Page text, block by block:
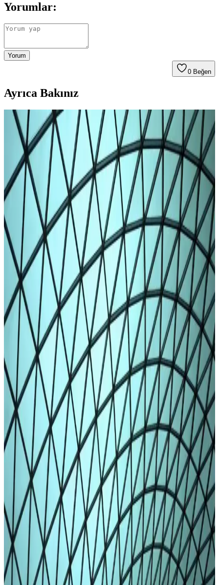
Yorumlar:
Yorum
0 Beğen
Ayrıca Bakınız
Under Armour Kısa Taytlar: Spor ve Günlük
Kullanım İçin Modern ve Fonksiyonel Seçenekler
Under Armour kısa taytlar, yüksek performans ve şıklığı bir araya
getirerek spor ve günlük yaşamda rahatlık sağlar. Trendleri
yakalayan tasarımlarla hareket özgürlüğü ve tarz bir arada.
Kadınlar İçin Günlük Giyim ve Aksesuar Trendleri:
Şıklık ve Konforu Bir Arada Yakalamak
Kadınlar günlük yaşamda şıklık ve konforu bir arada sunan spor
giyim ve aksesuar trendleriyle tarzlarını yeniliyor. Rahat ve şık
kombinasyonlar için öneriler burada.
Fileli Tayt Modelleri ile Şıklık ve Konforu Bir Arada
Yakalayın
Fileli taytlar, şıklık ve konforu bir arada sunar. Çeşitli modeller ve
renk seçenekleriyle her tarza uygun, günlük ve spor kullanıma
uygun, dikkat çekici tasarımlarla tarzınızı tamamlayın.
Örgü Tayt Modasında Konfor ve Şıklığın Birlikteliği
Günümüz Trendleri
Örgü taytlar, esnek ve yumuşak yapısıyla hareket özgürlüğü sağlar,
şık tasarımlarla günlük ve spor kullanıma uygun, çeşitli modeller ve
renk seçenekleriyle trendleri yakalayan rahat giyim ürünüdür.
Kış Ayları İçin Kalın Taytlar: Sıcaklık ve Şıklığın
Mükemmel Buluşması
Kış aylarında tercih edilen kalın taytlar, sıcaklık ve şıklığı bir arada
sunar. Farklı malzeme ve tasarımlarla soğuk havalara karşı koruma
sağlar, günlük ve spor kullanıma uygundur.
Termal Tayt Nedir ve Kış Aylarında Konfor ile
Şıklık Sunan En İyi Seçenekler
Kışın sıcak tutan ve şıklık sunan termal taytlar, farklı tasarım ve fiyat
seçenekleriyle soğuk havalarda konfor sağlar, çok yönlü
kullanımıyla öne çıkar.
Kadın Taytleri: Moda ve Konforun Buluştuğu
Güncel Trendler ve Seçim İpuçları
Kadın taytları, rahatlık ve şıklığı bir arada sunar. Güncel modeller,
tarz ve konforu ön planda tutan seçim ipuçlarıyla her kadının
gardırobunda önemli yer tutar.